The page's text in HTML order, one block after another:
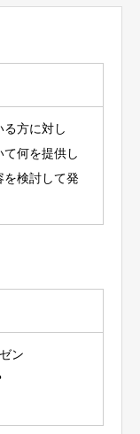
る方に対し
何を提供し
を検討して発
ン